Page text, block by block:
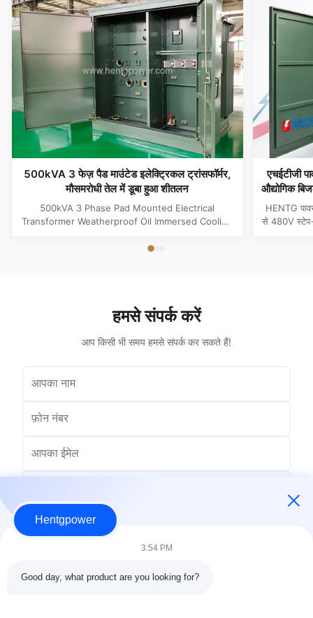
500kVA 3 फेज़ पैड माउंटेड इलेक्ट्रिकल ट्रांसफॉर्मर,
मौसमरोधी तेल में डूबा हुआ शीतलन
500kVA 3 Phase Pad Mounted Electrical
Transformer Weatherproof Oil Immersed Cooling
Distribution transformer, power transformer, Oil-
एचईटीजी
औद्योगिक
HENTG
से 480V
हमसे संपर्क करें
आप किसी भी समय हमसे संपर्क कर सकते हैं!
Hentgpower
3:54 PM
Good day, what product are you looking for?